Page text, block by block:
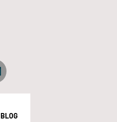
BLOG